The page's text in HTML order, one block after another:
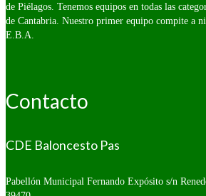
de Piélagos. Tenemos equipos en todas las
de Cantabria. Nuestro primer equipo compite a
E.B.A.
Contacto
CDE Baloncesto Pas
Pabellón Municipal Fernando Expósito s/n